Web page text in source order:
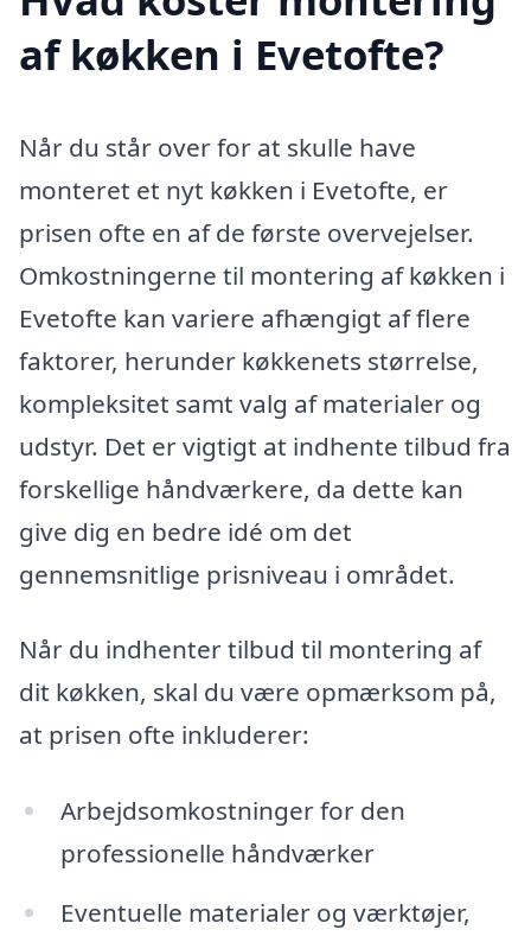
af køkken i Evetofte?
Når du står over for at skulle have
monteret et nyt køkken i Evetofte, er
prisen ofte en af de første overvejelser.
Omkostningerne til montering af køkken i
Evetofte kan variere afhængigt af flere
faktorer, herunder køkkenets størrelse,
kompleksitet samt valg af materialer og
udstyr. Det er vigtigt at indhente tilbud fra
forskellige håndværkere, da dette kan
give dig en bedre idé om det
gennemsnitlige prisniveau i området.
Når du indhenter tilbud til montering af
dit køkken, skal du være opmærksom på,
at prisen ofte inkluderer:
Arbejdsomkostninger for den
professionelle håndværker
Eventuelle materialer og værktøjer,